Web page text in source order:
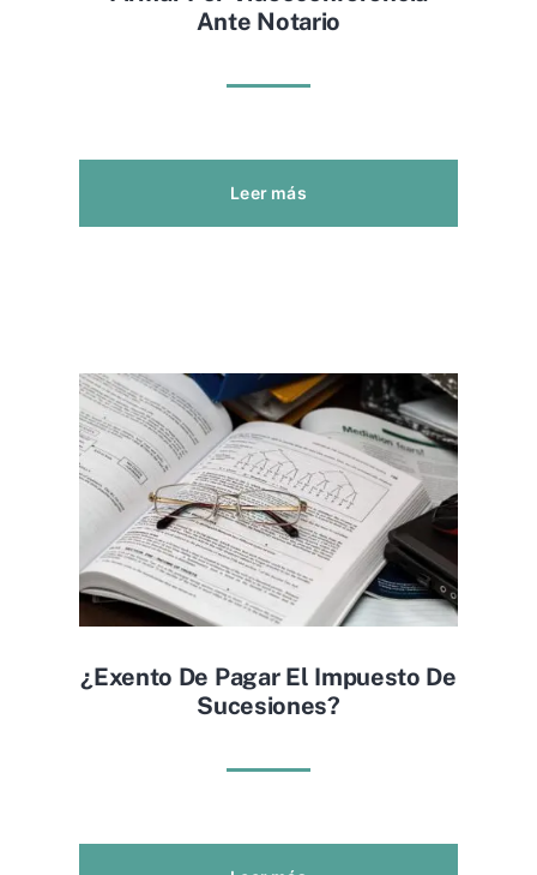
Ante Notario
Leer más
¿exento De Pagar El Impuesto De
Sucesiones?